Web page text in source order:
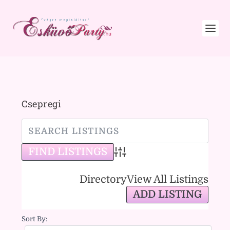
Csepregi
Advanced Search
DirectoryView All Listings
ADD LISTING
Sort By: